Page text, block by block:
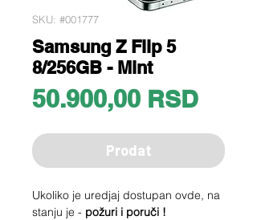
SKU: #001777
Samsung Z Flip 5
8/256GB - Mint
50.900,00 RSDPrice
Prodat
Ukoliko je uredjaj dostupan ovde, na
stanju je - požuri i poruči !